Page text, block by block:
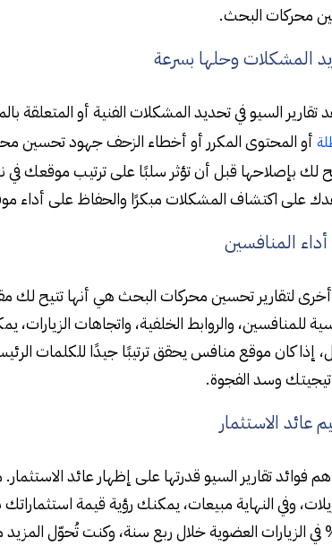
محركات البحث.
المشكلات وحلها بسرعة
تقارير السيو في تحديد المشكلات الفنية أو
أو المحتوى المكرر أو أخطاء الزحف جهود تحسين
لك بإصلاحها قبل أن تؤثر سلبًا على ترتيب موقعك في
على اكتشاف المشكلات مبكرًا والحفاظ على أداء
أداء المنافسين
أخرى لتقارير تحسين محركات البحث هي أنها تتيح لك
للمنافسين، والروابط الخلفية، واتجاهات
إذا كان موقع منافس يحقق ترتيبًا جيدًا للكلمات
وسد الفجوة.
عائد الاستثمار
فوائد تقارير السيو قدرتها على إظهار عائد
وفي النهاية مبيعات، يمكنك رؤية قيمة
في الزيارات العضوية خلال ربع سنة، وكنت تُحوّل